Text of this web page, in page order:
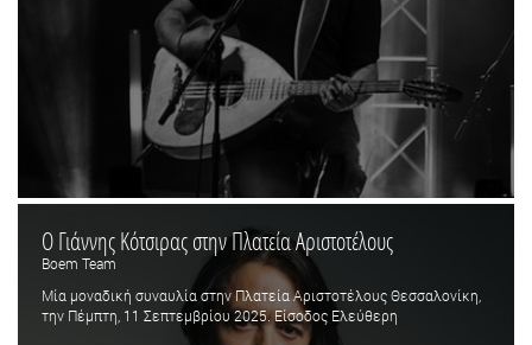
Ο Γιάννης Κότσιρας στην Πλατεία Αριστοτέλους
Boem Team
Μία μοναδική συναυλία στην Πλατεία Αριστοτέλους Θεσσαλονίκη,
την Πέμπτη, 11 Σεπτεμβρίου 2025. Είσοδος Ελεύθερη